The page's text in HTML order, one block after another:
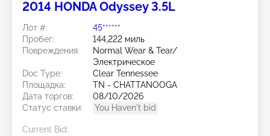
2014 HONDA Odyssey 3.5L
Лот #:
45******
Пробег:
144,222 миль
Повреждения:
Normal Wear & Tear/
Электрическое
Doc Type:
Clear Tennessee
Площадка:
TN - CHATTANOOGA
Дата торгов:
08/10/2026
Статус ставки:
You Haven't bid
Current Bid: